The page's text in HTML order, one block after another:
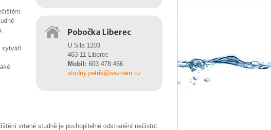
Pobočka Liberec
U Sila 1203
463 11 Liberec
Mobil: 603 478 466
studny.petrik@seznam.cz
vytváří
vrtané studně je pochopitelně odstranění nečistot.